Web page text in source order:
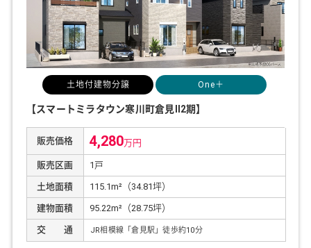
土地付建物分譲 One＋
【スマートミラタウン寒川町倉見Ⅱ2期】
販売価格 4,280万円
販売区画 1戸
土地面積 115.1m²（34.81坪）
建物面積 95.22m²（28.75坪）
交 通 JR相模線「倉見駅」徒歩約10分